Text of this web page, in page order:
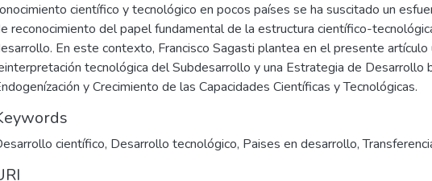
científico y tecnológico en pocos países se ha suscitado un
reconocimiento del papel fundamental de la estructura científico-
En este contexto, Francisco Sagasti plantea en el presente artículo
tecnológica del Subdesarrollo y una Estrategia de Desarrollo
y Crecimiento de las Capacidades Científicas y Tecnológicas.
científico, Desarrollo tecnológico, Paises en desarrollo,